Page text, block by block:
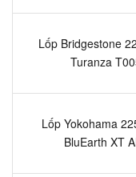
Lốp Bridgestone
Turanza
Lốp Yokohama
BluEarth XT